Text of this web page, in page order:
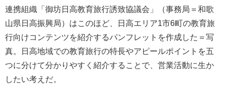
連携組織「御坊日高教育旅行誘致協議会」（事務局＝和歌
山県日高振興局）はこのほど、日高エリア1市6町の教育旅
行向けコンテンツを紹介するパンフレットを作成した＝写
真。日高地域での教育旅行の特長やアピールポイントを五
つに分けて分かりやすく紹介することで、営業活動に生か
したい考えだ。